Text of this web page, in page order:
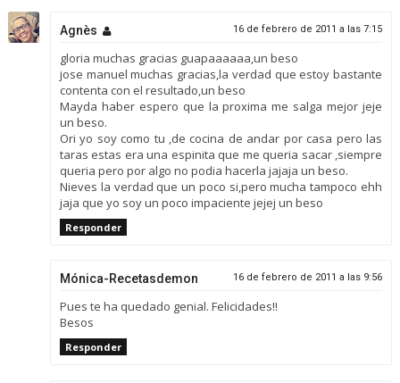
Agnès 16 de febrero de 2011 a las 7:15
gloria muchas gracias guapaaaaaa,un beso
jose manuel muchas gracias,la verdad que estoy bastante
contenta con el resultado,un beso
Mayda haber espero que la proxima me salga mejor jeje
un beso.
Ori yo soy como tu ,de cocina de andar por casa pero las
taras estas era una espinita que me queria sacar ,siempre
queria pero por algo no podia hacerla jajaja un beso.
Nieves la verdad que un poco si,pero mucha tampoco ehh
jaja que yo soy un poco impaciente jejej un beso
Responder
Mónica-Recetasdemon 16 de febrero de 2011 a las 9:56
Pues te ha quedado genial. Felicidades!!
Besos
Responder